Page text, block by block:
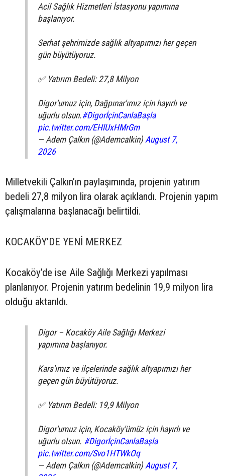
Acil Sağlık Hizmetleri İstasyonu yapımına
başlanıyor.
Serhat şehrimizde sağlık altyapımızı her geçen
gün büyütüyoruz.
✅ Yatırım Bedeli: 27,8 Milyon
Digor'umuz için, Dağpınar'ımız için hayırlı ve
uğurlu olsun.#DigorİçinCanlaBaşla
pic.twitter.com/EHlUxHMrGm
— Adem Çalkın (@Ademcalkin) August 7,
2026
Milletvekili Çalkın’ın paylaşımında, projenin yatırım
bedeli 27,8 milyon lira olarak açıklandı. Projenin yapım
çalışmalarına başlanacağı belirtildi.
KOCAKÖY’DE YENİ MERKEZ
Kocaköy’de ise Aile Sağlığı Merkezi yapılması
planlanıyor. Projenin yatırım bedelinin 19,9 milyon lira
olduğu aktarıldı.
Digor – Kocaköy Aile Sağlığı Merkezi
yapımına başlanıyor.
Kars'ımız ve ilçelerinde sağlık altyapımızı her
geçen gün büyütüyoruz.
✅ Yatırım Bedeli: 19,9 Milyon
Digor'umuz için, Kocaköy'ümüz için hayırlı ve
uğurlu olsun. #DigorİçinCanlaBaşla
pic.twitter.com/Svo1HTWkOq
— Adem Çalkın (@Ademcalkin) August 7,